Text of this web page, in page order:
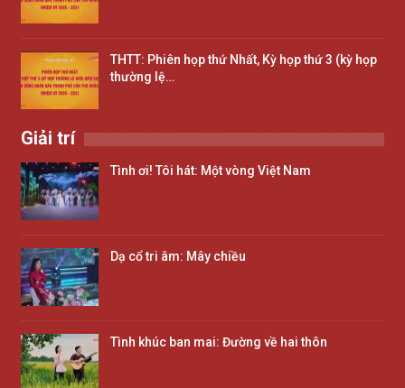
THTT: Phiên họp thứ Nhất, Kỳ họp thứ 3 (kỳ họp
thường lệ…
Giải trí
Tình ơi! Tôi hát: Một vòng Việt Nam
Dạ cổ tri âm: Mây chiều
Tình khúc ban mai: Đường về hai thôn